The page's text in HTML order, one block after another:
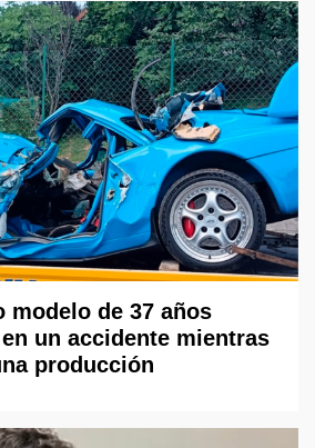
modelo de 37 años
un accidente mientras
producción